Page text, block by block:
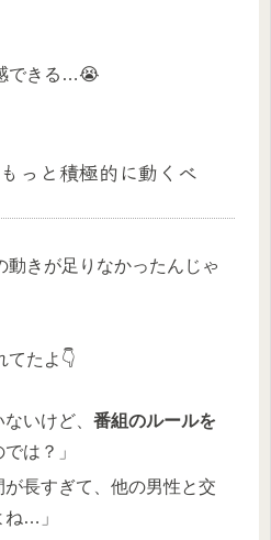
できる…😭
っと積極的に動くべ
動きが足りなかったんじゃ
てたよ👇
ないけど、番組のルールを
では？」
が長すぎて、他の男性と交
ね…」